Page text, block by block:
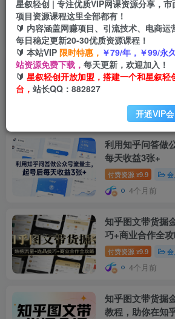
文章 用户 商品
排序 最新 热门 点赞 评论 收藏
公众号热门赛道
运——公众号流量
3个月前
利用知乎问答做
每天收益3张+
付费资源 ¥9.9
4个月前
知乎图文带货掘
巧+商业合作全
付费资源 ¥9.9
4个月前
知乎图文带货掘
教程，助你在知
星叙轻创 | 专注优质VIP网课资源分享，
项目资源课程这里全部都有！
🔰 内容涵盖网赚项目、引流技术、电商运
每日稳定更新20-30优质资源课程！
🔰 本站VIP 限时特惠， ￥79/年，￥99/永
站资源免费下载， 每天更新，欢迎加入！
🔰 星叙轻创开放加盟，搭建一个和星叙轻
台， 站长QQ：882827
开通VIP